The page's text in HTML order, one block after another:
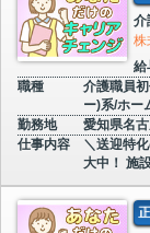
介
株
給
職種
介護職員
ー)系/ホー
勤務地
愛知県名
仕事内容
＼送迎特
大中！ 施